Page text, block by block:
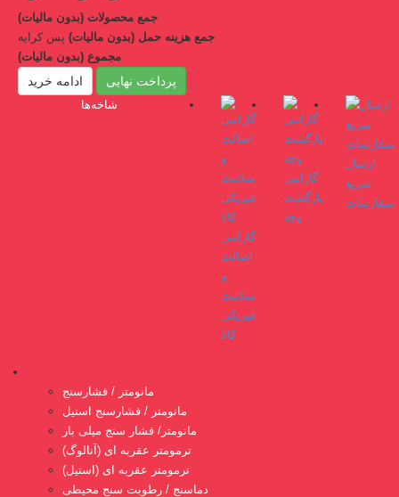
جمع محصولات (بدون مالیات)
جمع هزینه حمل (بدون مالیات) پس کرایه
مجموع (بدون مالیات)
ادامه خرید پرداخت نهایی
ارسال
سریع
سفارشات
گارانتی
بازگشت
وجه
گارانتی
اصالت
و
سلامت
فیزیکی
کالا
شاخه‌ها
مانومتر / فشارسنج
مانومتر / فشارسنج استیل
مانومتر/ فشار سنج میلی بار
ترمومتر عقربه ای (آنالوگ)
ترمومتر عقربه ای (استیل)
دماسنج / رطوبت سنج محیطی